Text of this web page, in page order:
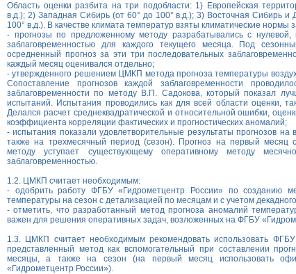
Область оценки разбита на три подобласти: 1) Европейская
в.д.); 2) Западная Сибирь (от 60° до 100° в.д.); 3) Восточная Сибирь и
100° в.д.). В качестве климата температур взяты климатические нормы
- прогнозы по предложенному методу разрабатывались с нулевой,
заблаговременностью для каждого текущего месяца. Под
осредненный прогноз за эти три последовательных
каждый месяц оценивался отдельно;
- утвержденного решением ЦМКП метода прогноза температуры
Сопоставление прогнозов каждой заблаговременности
заблаговременности по методу В.П. Садокова, который показал
испытаний. Испытания проводились как для всей области оценки,
Делался расчет среднеквадратической и относительной ошибки,
коэффициента корреляции фактических и прогностических аномалий;
- испытания показали удовлетворительные результаты прогнозов
также на трехмесячный период (сезон). Прогноз на первый месяц
методу уступает существующему оперативному методу
заблаговременностью.
1.2. ЦМКП считает необходимым:
- одобрить работу ФГБУ «Гидрометцентр России» по созданию
температуры на сезон с детализацией по месяцам и с учетом
- отметить, что разработанный метод прогноза аномалий
важен для решения оперативных задач, возложенных на ФГБУ
1.3. ЦМКП считает необходимым рекомендовать использовать
представленный метод как вспомогательный при составлении
месяцы, а также на сезон (на первый месяц использовать
«Гидрометцентр России»).